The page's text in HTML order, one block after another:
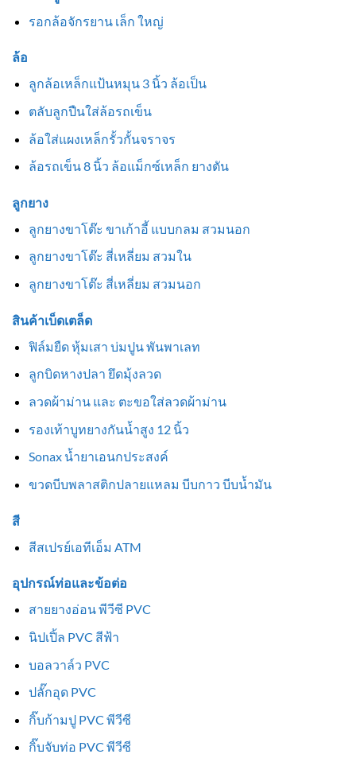
รอกล้อจักรยาน เล็ก ใหญ่
ล้อ
ลูกล้อเหล็กแป้นหมุน 3 นิ้ว ล้อเป็น
ตลับลูกปืนใส่ล้อรถเข็น
ล้อใส่แผงเหล็กรั้วกั้นจราจร
ล้อรถเข็น 8 นิ้ว ล้อแม็กซ์เหล็ก ยางตัน
ลูกยาง
ลูกยางขาโต๊ะ ขาเก้าอี้ แบบกลม สวมนอก
ลูกยางขาโต๊ะ สี่เหลี่ยม สวมใน
ลูกยางขาโต๊ะ สี่เหลี่ยม สวมนอก
สินค้าเบ็ดเตล็ด
ฟิล์มยืด หุ้มเสา บ่มปูน พันพาเลท
ลูกบิดหางปลา ยึดมุ้งลวด
ลวดผ้าม่าน และ ตะขอใส่ลวดผ้าม่าน
รองเท้าบูทยางกันน้ำสูง 12 นิ้ว
Sonax น้ำยาเอนกประสงค์
ขวดบีบพลาสติกปลายแหลม บีบกาว บีบน้ำมัน
สี
สีสเปรย์เอทีเอ็ม ATM
อุปกรณ์ท่อและข้อต่อ
สายยางอ่อน พีวีซี PVC
นิปเปิ้ล PVC สีฟ้า
บอลวาล์ว PVC
ปลั๊กอุด PVC
กิ๊บก้ามปู PVC พีวีซี
กิ๊บจับท่อ PVC พีวีซี